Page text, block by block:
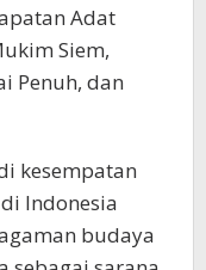
Adat
Siem,
Penuh, dan
kesempatan
Indonesia
budaya